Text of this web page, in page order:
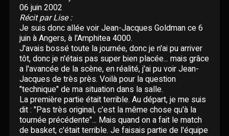
Paroles données
Pseudonymes
Reprises
Certifications
CONCERTS
ÉCRITS
Interviews
Livres
Hommages
BLOG
RG ROBERT GOLDMAN
06 juin 2002
Récit par Lise :
Je suis donc allée voir Jean-Jacques Goldman ce 6
juin à Angers, à l'Amphitea 4000.
J'avais bossé toute la journée, donc je n'ai pu arriver
tôt, donc je n'étais pas super bien placée... mais grâce
a l'avancée de la scène, en réalité, j'ai pu voir Jean-
Jacques de très près. Voilà pour la question
"technique" de ma situation dans la salle.
La première partie était terrible. Au départ, je me suis
dit : "Pas très original, c'est la même chose qu'à la
tournée précédente"... Mais quand on a fait le match
de basket, c'était terrible. Je faisais partie de l'équipe